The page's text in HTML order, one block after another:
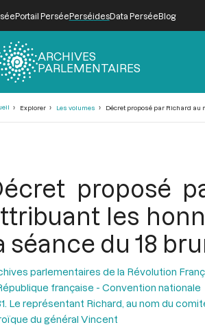
Portail PerséePerséidesData PerséeBlog
ARCHIVES
PARLEMENTAIRES
Explorer Les volumes Décret proposé par Richard au
proposé
les
séance du 18
parlementaires de la Révolution
française - Convention nationale
Le représentant Richard, au nom du
du général Vincent